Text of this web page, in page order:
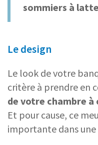
sommiers à
Le design
Le look de votre
critère à prendre en
de votre chambre à
Et pour cause, ce
importante dans une